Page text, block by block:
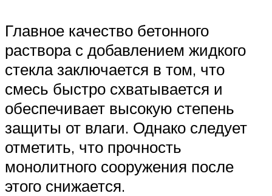
Главное качество бетонного
раствора с добавлением жидкого
стекла заключается в том, что
смесь быстро схватывается и
обеспечивает высокую степень
защиты от влаги. Однако следует
отметить, что прочность
монолитного сооружения после
этого снижается.